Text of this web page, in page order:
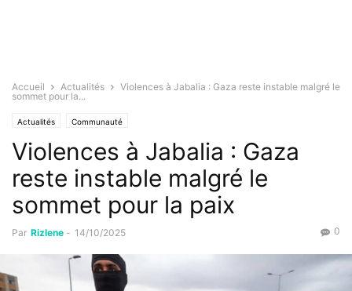
Accueil Actualités
Violences à Jabalia : Gaza reste instable malgré le
sommet pour la...
Actualités Communauté
Violences à Jabalia : Gaza
reste instable malgré le
sommet pour la paix
Par Rizlene - 14/10/2025 0